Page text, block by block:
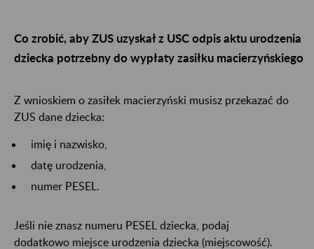
Co zrobić, aby ZUS uzyskał z USC odpis aktu urodzenia
dziecka potrzebny do wypłaty zasiłku macierzyńskiego
Z wnioskiem o zasiłek macierzyński musisz przekazać do
ZUS dane dziecka:
imię i nazwisko,
datę urodzenia,
numer PESEL.
Jeśli nie znasz numeru PESEL dziecka, podaj
dodatkowo miejsce urodzenia dziecka (miejscowość).